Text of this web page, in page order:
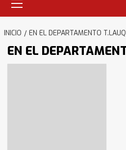
primario
INICIO EN EL DEPARTAMENTO
EN EL